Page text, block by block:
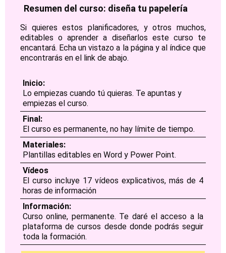
Resumen del curso: diseña tu papelería
Si quieres estos planificadores, y otros muchos,
editables o aprender a diseñarlos este curso te
encantará. Echa un vistazo a la página y al índice que
encontrarás en el link de abajo.
Inicio:
Lo empiezas cuando tú quieras. Te apuntas y
empiezas el curso.
Final:
El curso es permanente, no hay límite de tiempo.
Materiales:
Plantillas editables en Word y Power Point.
Vídeos
El curso incluye 17 vídeos explicativos, más de 4
horas de información
Información:
Curso online, permanente. Te daré el acceso a la
plataforma de cursos desde donde podrás seguir
toda la formación.